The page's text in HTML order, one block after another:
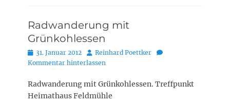
Radwanderung mit
Grünkohlessen
Posted
on
31. Januar 2012 AutorReinhard Poettker
Kommentar hinterlassen
Radwanderung mit Grünkohlessen. Treffpunkt
Heimathaus Feldmühle